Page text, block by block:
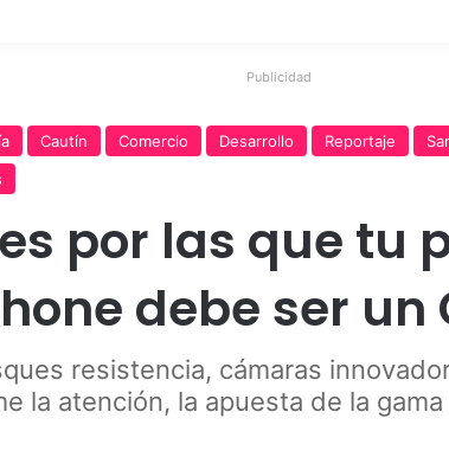
Publicidad
Cautín Comercio Desarrollo Reportaje
por las que tu
debe ser un
resistencia, cámaras
la atención, la apuesta de la